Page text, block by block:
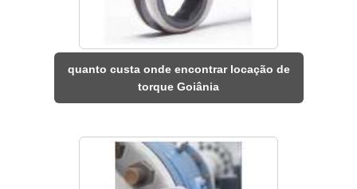
quanto custa onde encontrar locação de
torque Goiânia